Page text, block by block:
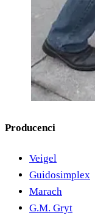
Producenci
Veigel
Guidosimplex
Marach
G.M. Gryt